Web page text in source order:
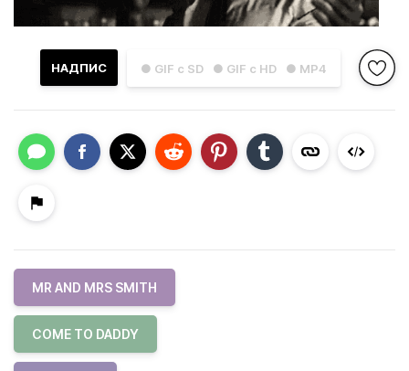
● GIF с SD ● GIF с HD ● MP4
НАДПИС
MR AND MRS SMITH
COME TO DADDY